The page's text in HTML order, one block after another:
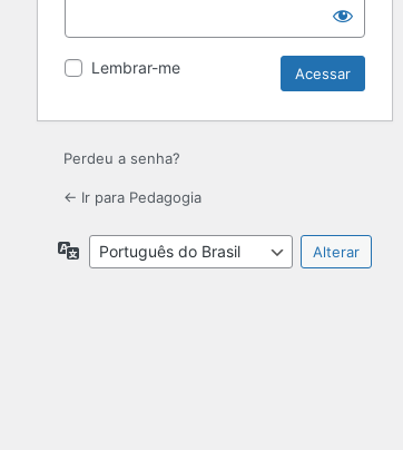
Lembrar-me
Perdeu a senha?
← Ir para Pedagogia
Idioma